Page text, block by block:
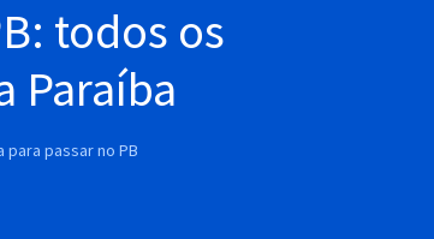
todos os
Paraíba
passar no PB